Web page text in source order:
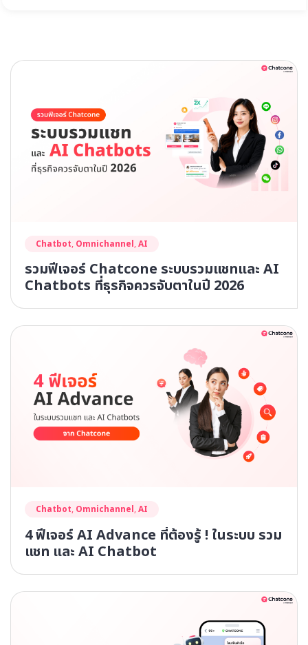
ขึ้น…
Chatbot, Omnichannel,AI
รวมฟีเจอร์ Chatcone ระบบรวมแชทและ AI
Chatbots ที่ธุรกิจควรจับตาในปี 2026
Chatbot, Omnichannel,AI
4 ฟีเจอร์ AI Advance ที่ต้องรู้ ! ในระบบ รวม
แชท และ AI Chatbot